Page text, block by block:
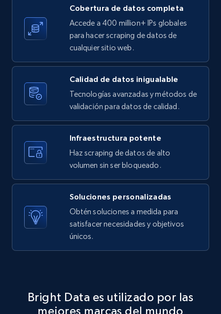
ID, User posted, Name, Description, Date
posted, Photos, URL, Quoted post, and more.
1.2K+ Prueba gratuita
X (formerly Twitter) - Posts - Getting x
posts by array of profiles
ID, User posted, Name, Description, Date
posted, Photos, URL, Quoted post, and more.
10.4K+ Prueba gratuita
TikTok - Profiles
Account id, Nickname, Biography, Awg
engagement rate, Comment engagement rate,
Cobertura de datos completa
Accede a 400 million+ IPs globales
para hacer scraping de datos de
cualquier sitio web.
Calidad de datos inigualable
Tecnologías avanzadas y métodos de
validación para datos de calidad.
Infraestructura potente
Haz scraping de datos de alto
volumen sin ser bloqueado.
Soluciones personalizadas
Obtén soluciones a medida para
satisfacer necesidades y objetivos
únicos.
Bright Data es utilizado por las
mejores marcas del mundo